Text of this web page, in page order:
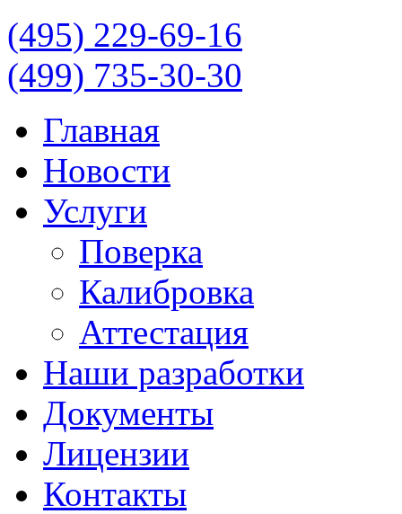
(495) 229-69-16
(499) 735-30-30
Главная
Новости
Услуги
Поверка
Калибровка
Аттестация
Наши разработки
Документы
Лицензии
Контакты